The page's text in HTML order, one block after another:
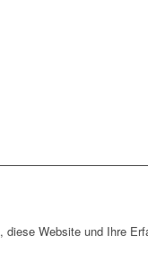
Website und Ihre